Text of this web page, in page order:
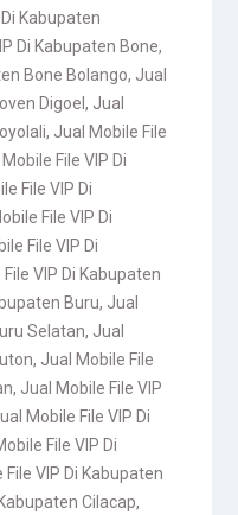
Kabupaten
Di Kabupaten Bone,
Bone Bolango, Jual
Digoel , Jual
, Jual Mobile File
File VIP Di
File VIP Di
File VIP Di
File VIP Di
VIP Di Kabupaten
Buru, Jual
Selatan, Jual
, Jual Mobile File
, Jual Mobile File VIP
Mobile File VIP Di
File VIP Di
File VIP Di Kabupaten
Cilacap,